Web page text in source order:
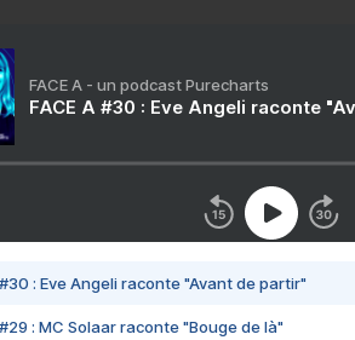
FACE A - un podcast Purecharts
FACE A #30 : Eve Angeli raconte
#30 : Eve Angeli raconte "Avant de partir"
#29 : MC Solaar raconte "Bouge de là"